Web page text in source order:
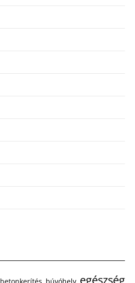
egészség